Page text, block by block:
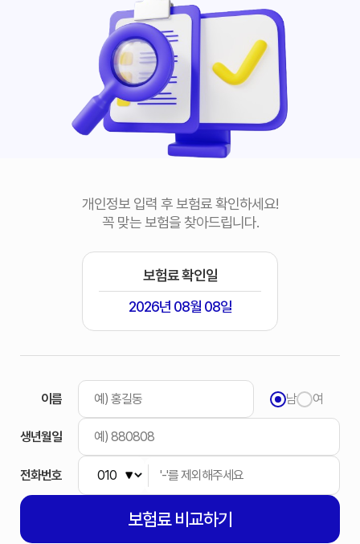
개인정보 입력 후 보험료 확인하세요!
꼭 맞는 보험을 찾아드립니다.
보험료 확인일
2026년 08월 08일
이름 남 여
생년월일
전화번호
보험료비교하기